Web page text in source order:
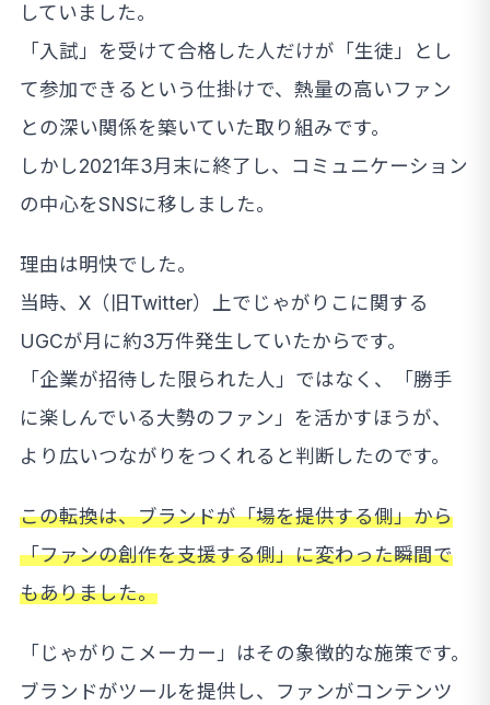
していました。
「入試」を受けて合格した人だけが「生徒」とし
て参加できるという仕掛けで、熱量の高いファン
との深い関係を築いていた取り組みです。
しかし2021年3月末に終了し、コミュニケーション
の中心をSNSに移しました。
理由は明快でした。
当時、X（旧Twitter）上でじゃがりこに関する
UGCが月に約3万件発生していたからです。
「企業が招待した限られた人」ではなく、「勝手
に楽しんでいる大勢のファン」を活かすほうが、
より広いつながりをつくれると判断したのです。
この転換は、ブランドが「場を提供する側」から
「ファンの創作を支援する側」に変わった瞬間で
もありました。
「じゃがりこメーカー」はその象徴的な施策です。
ブランドがツールを提供し、ファンがコンテンツ